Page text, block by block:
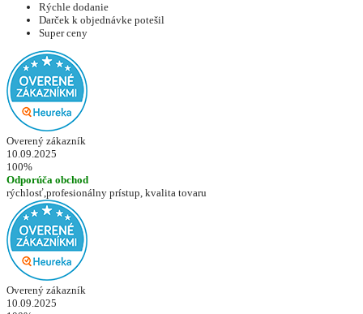
Rýchle dodanie
Darček k objednávke potešil
Super ceny
Overený zákazník
10.09.2025
100%
Odporúča obchod
rýchlosť,profesionálny prístup, kvalita tovaru
Overený zákazník
10.09.2025